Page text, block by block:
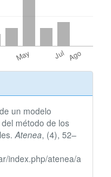
un modelo
método de los
Atenea, (4), 52–
index.php/atenea/a